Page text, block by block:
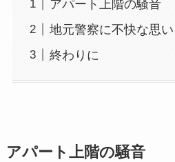
アパート上階の騒音
地元警察に不快な思
終わりに
アパート上階の騒音